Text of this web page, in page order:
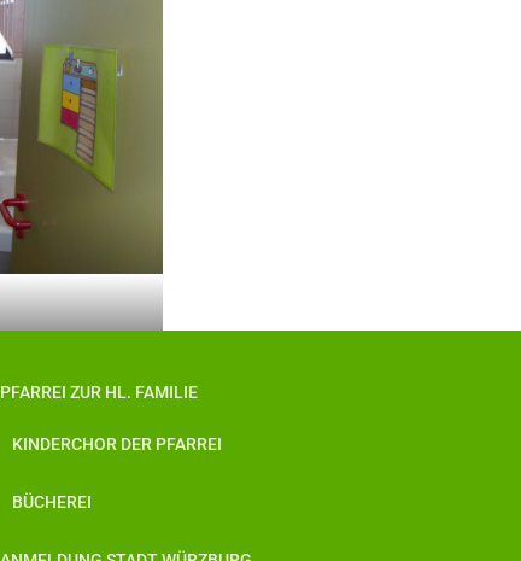
PFARREI ZUR HL. FAMILIE
KINDERCHOR DER PFARREI
BÜCHEREI